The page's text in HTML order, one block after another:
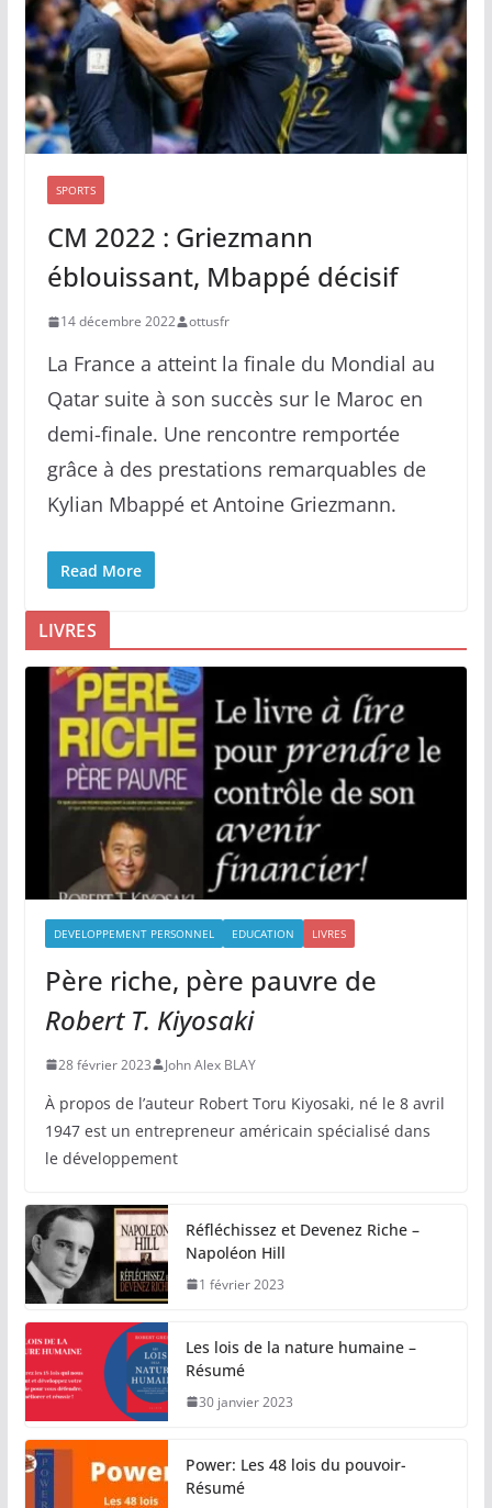
SPORTS
CM 2022 : Griezmann
éblouissant, Mbappé décisif
14 décembre 2022 ottusfr
La France a atteint la finale du Mondial au
Qatar suite à son succès sur le Maroc en
demi-finale. Une rencontre remportée
grâce à des prestations remarquables de
Kylian Mbappé et Antoine Griezmann.
Read More
LIVRES
DEVELOPPEMENT PERSONNEL EDUCATION LIVRES
Père riche, père pauvre de
Robert T. Kiyosaki
28 février 2023 John Alex BLAY
À propos de l’auteur Robert Toru Kiyosaki, né le 8 avril
1947 est un entrepreneur américain spécialisé dans
le développement
Réfléchissez et Devenez Riche –
Napoléon Hill
1 février 2023
Les lois de la nature humaine –
Résumé
30 janvier 2023
Power: Les 48 lois du pouvoir-
Résumé